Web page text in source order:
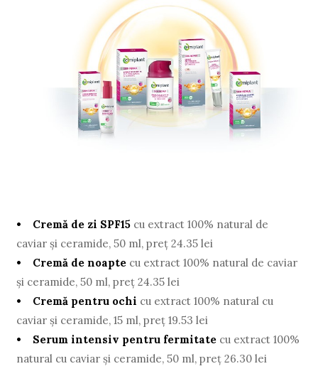
• Cremă de zi SPF15 cu extract 100% natural de
caviar şi ceramide, 50 ml, preţ 24.35 lei
• Cremă de noapte cu extract 100% natural de caviar
şi ceramide, 50 ml, preţ 24.35 lei
• Cremă pentru ochi cu extract 100% natural cu
caviar şi ceramide, 15 ml, preţ 19.53 lei
• Serum intensiv pentru fermitate cu extract 100%
natural cu caviar şi ceramide, 50 ml, preţ 26.30 lei